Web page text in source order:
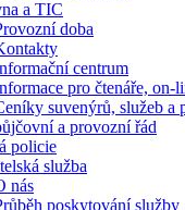
a TIC
doba
centrum
pro čtenáře, on-
suvenýrů, služeb a
a provozní řád
policie
služba
nás
poskytování služby